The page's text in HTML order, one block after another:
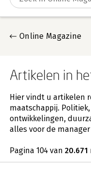
Gevonden
Online Magazine
Artikelen in
Hier vindt u artikelen
maatschappij.
ontwikkelingen,
alles voor de
Pagina 104 van 20.671